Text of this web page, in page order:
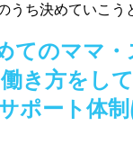
うち決めていこう
てのママ・
き方をし
ポート体